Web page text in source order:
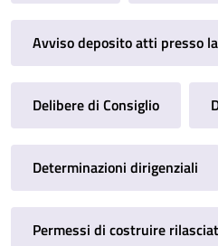
Avviso deposito atti presso
Delibere di Consiglio
Determinazioni dirigenziali
Permessi di costruire